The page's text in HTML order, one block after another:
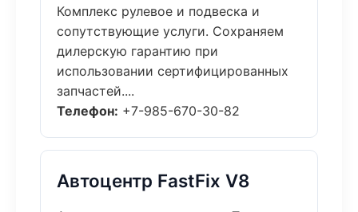
Комплекс рулевое и подвеска и
сопутствующие услуги. Сохраняем
дилерскую гарантию при
использовании сертифицированных
запчастей....
Телефон: +7-985-670-30-82
Автоцентр FastFix V8